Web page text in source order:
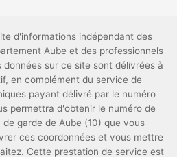
d'informations indépendant des
Aube et des professionnels
sur ce site sont délivrées à
en complément du service de
payant délivré par le numéro
permettra d'obtenir le numéro de
garde de Aube (10) que vous
ces coordonnées et vous mettre
Cette prestation de service est